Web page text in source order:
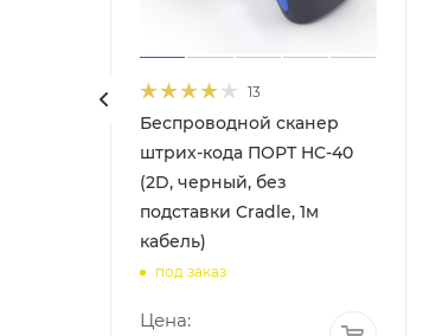
13
Беспроводной сканер
штрих-кода ПОРТ HC-40
(2D, черный, без
подставки Cradle, 1м
кабель)
под заказ
Цена: